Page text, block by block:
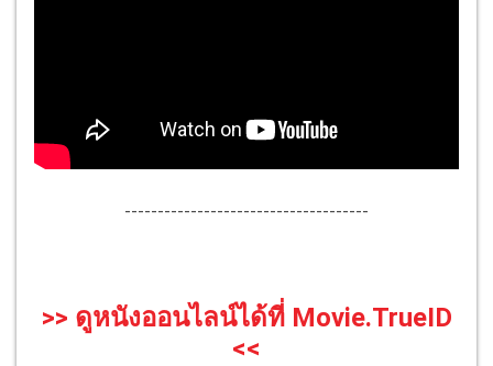
-------------------------------------
>> ดูหนังออนไลน์ได้ที่ Movie.TrueID
<<